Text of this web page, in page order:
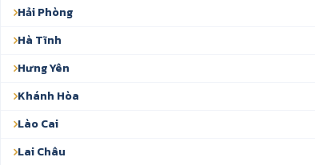
Hải Phòng
Hà Tĩnh
Hưng Yên
Khánh Hòa
Lào Cai
Lai Châu